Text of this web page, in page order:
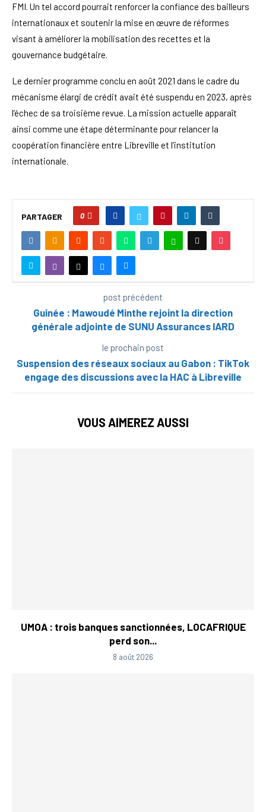
FMI. Un tel accord pourrait renforcer la confiance des bailleurs
internationaux et soutenir la mise en œuvre de réformes
visant à améliorer la mobilisation des recettes et la
gouvernance budgétaire.
Le dernier programme conclu en août 2021 dans le cadre du
mécanisme élargi de crédit avait été suspendu en 2023, après
l’échec de sa troisième revue. La mission actuelle apparaît
ainsi comme une étape déterminante pour relancer la
coopération financière entre Libreville et l’institution
internationale.
PARTAGER 0
post précédent
Guinée : Mawoudé Minthe rejoint la direction
générale adjointe de SUNU Assurances IARD
le prochain post
Suspension des réseaux sociaux au Gabon : TikTok
engage des discussions avec la HAC à Libreville
VOUS AIMEREZ AUSSI
UMOA : trois banques sanctionnées, LOCAFRIQUE
perd son...
8 août 2026